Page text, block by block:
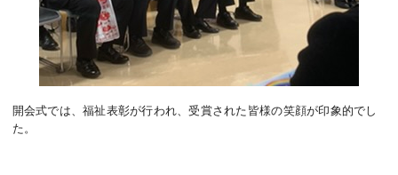
開会式では、福祉表彰が行われ、受賞された皆様の笑顔が印象的でし
た。